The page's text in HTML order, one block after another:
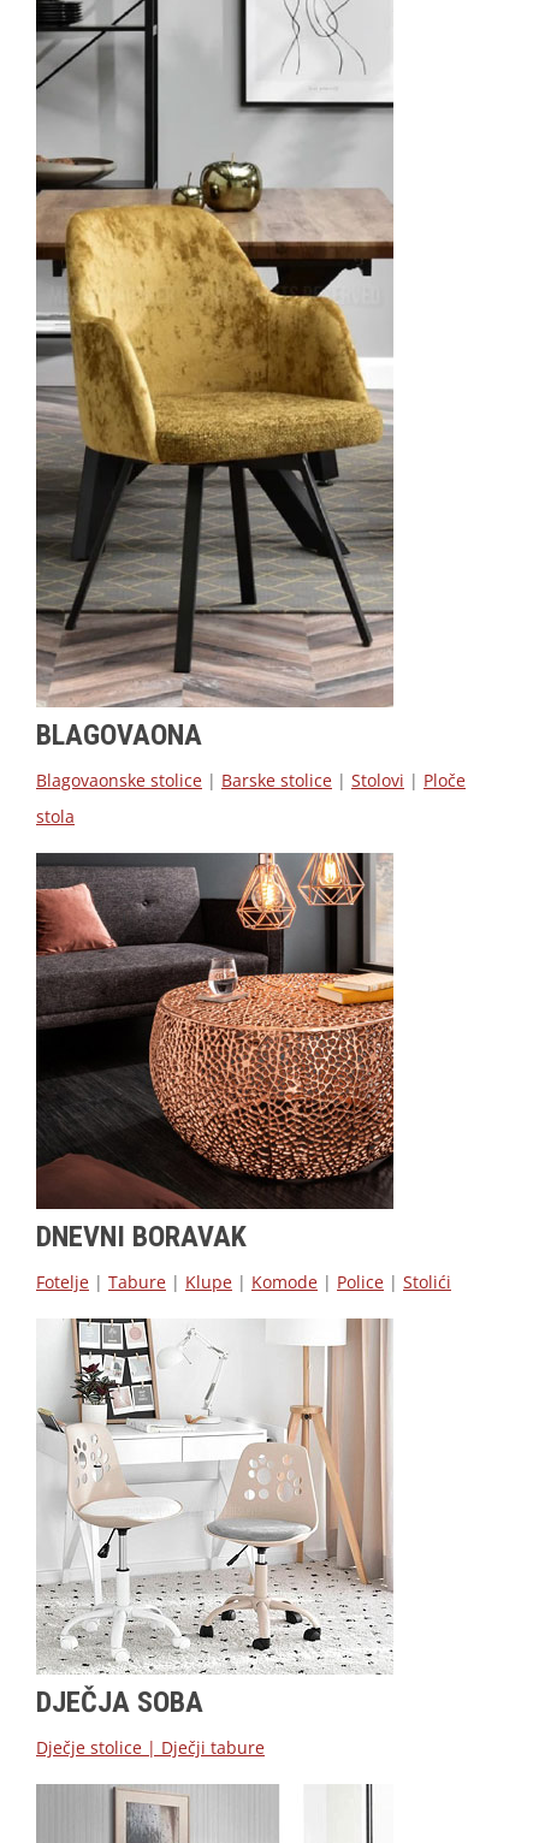
BLAGOVAONA
Blagovaonske stolice | Barske stolice | Stolovi | Ploče
stola
DNEVNI BORAVAK
Fotelje | Tabure | Klupe | Komode | Police | Stolići
DJEČJA SOBA
Dječje stolice | Dječji tabure